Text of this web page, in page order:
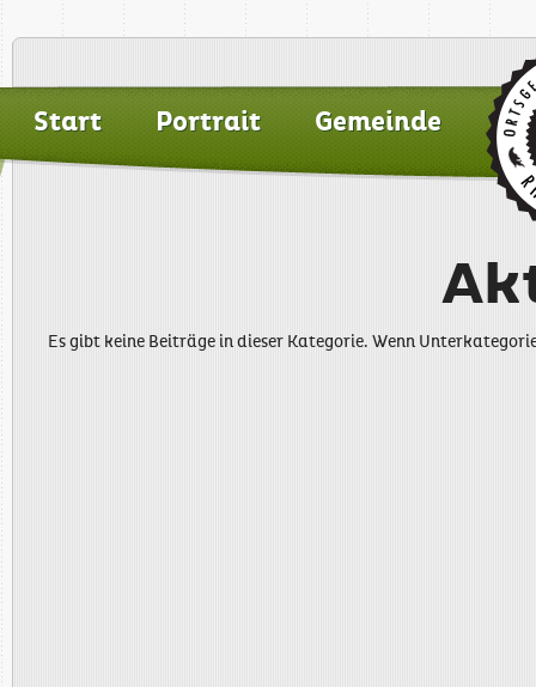
Start Portrait Gemeinde
Es gibt keine Beiträge in dieser Kategorie. Wenn